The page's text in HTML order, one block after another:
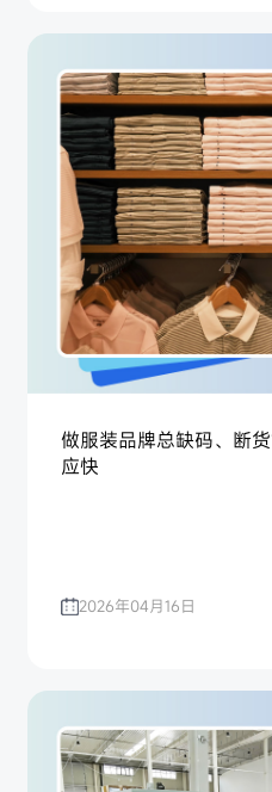
做服装品牌总缺码、断
应快
2026年04月16日